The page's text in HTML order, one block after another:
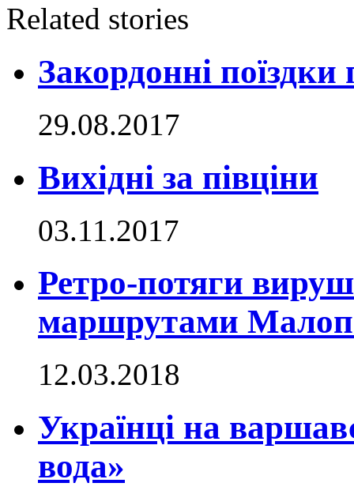
Related stories
Закордонні
29.08.2017
Вихідні за півціни
03.11.2017
Ретро-потяги
маршрутами
12.03.2018
Українці на
вода»